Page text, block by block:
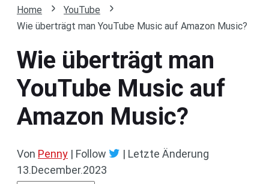
Home
YouTube
Wie überträgt man YouTube Music auf Amazon Music?
Wie überträgt man
YouTube Music auf
Amazon Music?
Von Penny | Follow | Letzte Änderung
13.December.2023